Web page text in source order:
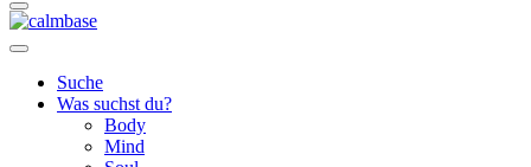
Suche
Was suchst du?
Body
Mind